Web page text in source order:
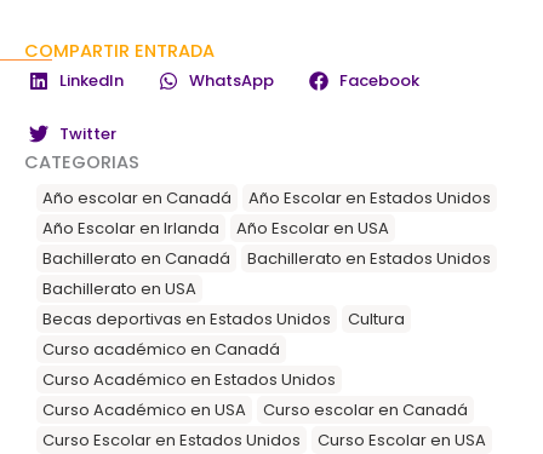
COMPARTIR ENTRADA
LinkedIn WhatsApp Facebook
Twitter
CATEGORIAS
Año escolar en Canadá
Año Escolar en Estados Unidos
Año Escolar en Irlanda
Año Escolar en USA
Bachillerato en Canadá
Bachillerato en Estados Unidos
Bachillerato en USA
Becas deportivas en Estados Unidos
Cultura
Curso académico en Canadá
Curso Académico en Estados Unidos
Curso Académico en USA
Curso escolar en Canadá
Curso Escolar en Estados Unidos
Curso Escolar en USA